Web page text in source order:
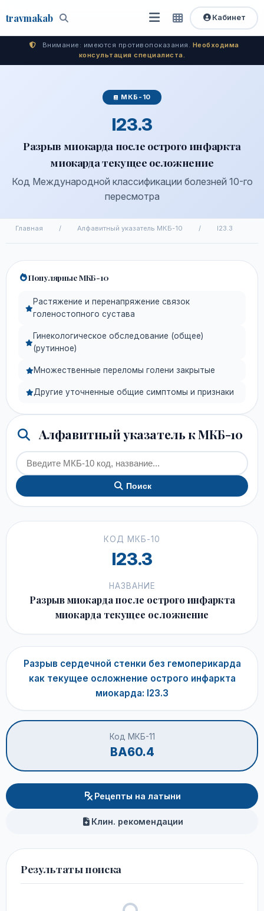
travmakab Поиск
Открыть
меню
Быстрый
доступ
Кабинет
Внимание: имеются противопоказания. Необходима
консультация специалиста.
МКБ-10
I23.3
Разрыв миокарда после острого инфаркта
миокарда текущее осложнение
Код Международной классификации болезней 10-го
пересмотра
Главная / Алфавитный указатель МКБ-10 / I23.3
Популярные МКБ-10
Растяжение и перенапряжение связок
голеностопного сустава
Гинекологическое обследование (общее)
(рутинное)
Множественные переломы голени закрытые
Другие уточненные общие симптомы и признаки
Алфавитный указатель к МКБ-10
Поиск
КОД МКБ-10
I23.3
НАЗВАНИЕ
Разрыв миокарда после острого инфаркта
миокарда текущее осложнение
Разрыв сердечной стенки без гемоперикарда
как текущее осложнение острого инфаркта
миокарда: I23.3
Код МКБ-11
BA60.4
Рецепты на латыни
Клин. рекомендации
Результаты поиска